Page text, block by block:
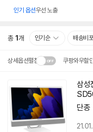
인기 옵션우선 노출
총 1 개 인기순 배송비
상세옵션펼침 쿠팡와우할인
배송·설치비가 달라집니다.닫
기
삼
단종